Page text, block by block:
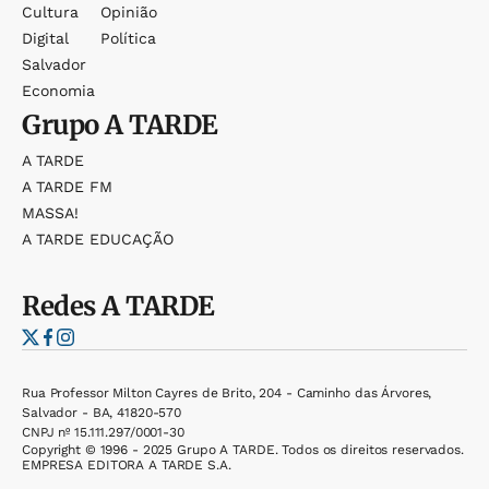
Cultura
Digital
Salvador
Economia
Opinião
Política
GrupoA TARDE
A TARDE
A TARDE FM
MASSA!
A TARDE EDUCAÇÃO
RedesA TARDE
Rua Professor Milton Cayres de Brito, 204 - Caminho das Árvores,
Salvador - BA, 41820-570
CNPJ nº 15.111.297/0001-30
Copyright © 1996 - 2025 Grupo A TARDE. Todos os direitos reservados.
EMPRESA EDITORA A TARDE S.A.